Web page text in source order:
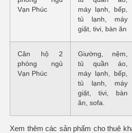
Vạn Phúc
máy lạnh, bếp,
tủ lạnh, máy
giặt, tivi, bàn ăn
Căn hộ 2
phòng ngủ
Vạn Phúc
Giường, nệm,
tủ quần áo,
máy lạnh, bếp,
tủ lạnh, máy
giặt, tivi, bàn
ăn, sofa.
Xem thêm các sản phẩm cho thuê